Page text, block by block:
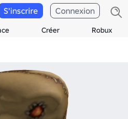
Créer Robux
S'inscrire Connexion